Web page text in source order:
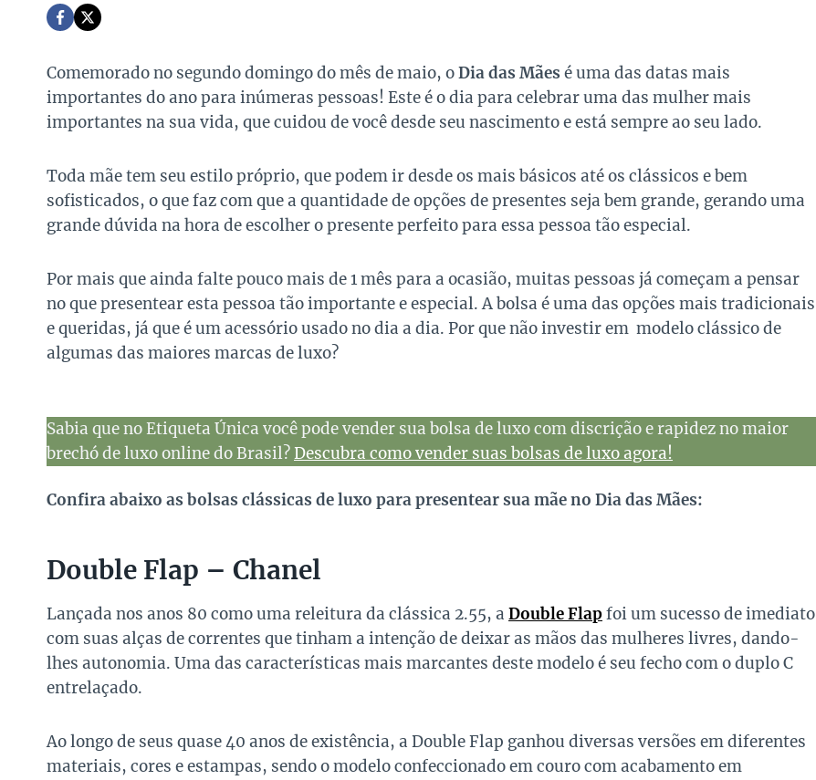
Comemorado no segundo domingo do mês de maio, oDia das Mães é uma das datas mais
importantes do ano para inúmeras pessoas! Este é o dia para celebrar uma das mulher mais
importantes na sua vida, que cuidou de você desde seu nascimento e está sempre ao seu lado.
Toda mãe tem seu estilo próprio, que podem ir desde os mais básicos até os clássicos e bem
sofisticados, o que faz com que a quantidade de opções de presentes seja bem grande, gerando uma
grande dúvida na hora de escolher o presente perfeito para essa pessoa tão especial.
Por mais que ainda falte pouco mais de 1 mês para a ocasião, muitas pessoas já começam a pensar
no que presentear esta pessoa tão importante e especial. A bolsa é uma das opções mais tradicionais
e queridas, já que é um acessório usado no dia a dia. Por que não investir em modelo clássico de
algumas das maiores marcas de luxo?
Sabia que no Etiqueta Única você pode vender sua bolsa de luxo com discrição e rapidez no maior
brechó de luxo online do Brasil?Descubra como vender suas bolsas de luxo agora!
Confira abaixo as bolsas clássicas de luxo para presentear sua mãe no Dia das Mães:
Double Flap – Chanel
Lançada nos anos 80 como uma releitura da clássica 2.55, a Double Flapfoi um sucesso de imediato
com suas alças de correntes que tinham a intenção de deixar as mãos das mulheres livres, dando-
lhes autonomia. Uma das características mais marcantes deste modelo é seu fecho com o duplo C
entrelaçado.
Ao longo de seus quase 40 anos de existência, a Double Flap ganhou diversas versões em diferentes
materiais, cores e estampas, sendo o modelo confeccionado em couro com acabamento em